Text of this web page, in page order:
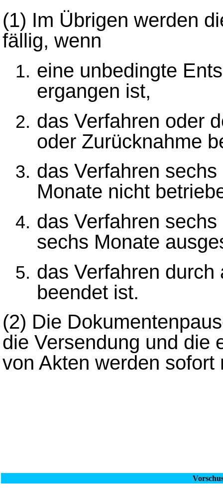
(1) Im Übrigen werden
fällig, wenn
eine unbedingte
ergangen ist,
das Verfahren oder
oder Zurücknahme
das Verfahren
Monate nicht
das Verfahren
sechs Monate
das Verfahren
beendet ist.
(2) Die
die Versendung und die
von Akten werden